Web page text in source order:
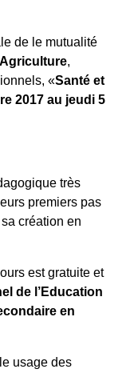
de le mutualité
,
«Santé et
2017 au jeudi 5
très
premiers pas
création en
est gratuite et
de l’Education
en
usage des